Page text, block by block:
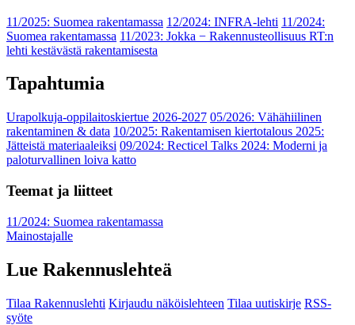
11/2025: Suomea rakentamassa 12/2024: INFRA-lehti 11/2024:
Suomea rakentamassa 11/2023: Jokka − Rakennusteollisuus RT:n
lehti kestävästä rakentamisesta
Tapahtumia
Urapolkuja-oppilaitoskiertue 2026-2027 05/2026: Vähähiilinen
rakentaminen & data 10/2025: Rakentamisen kiertotalous 2025:
Jätteistä materiaaleiksi 09/2024: Recticel Talks 2024: Moderni ja
paloturvallinen loiva katto
Teemat ja liitteet
11/2024: Suomea rakentamassa
Mainostajalle
Lue Rakennuslehteä
Tilaa Rakennuslehti Kirjaudu näköislehteen Tilaa uutiskirje RSS-
syöte